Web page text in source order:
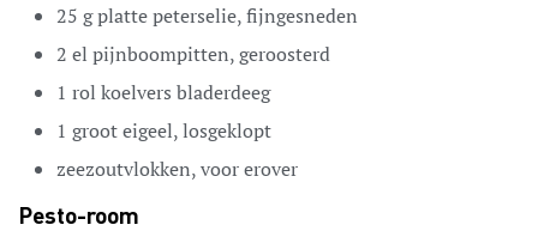
25 gplatte peterselie,fijngesneden
2 el pijnboompitten,geroosterd
1 rol koelvers bladerdeeg
1 groot eigeel,losgeklopt
zeezoutvlokken,voor erover
Pesto-room